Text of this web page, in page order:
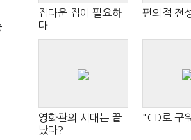
집다운 집이 필요하
다
편의점 전
영화관의 시대는 끝
났다?
"CD로 구